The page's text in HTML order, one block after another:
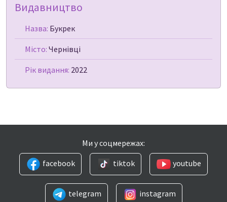
Видавництво
Назва: Букрек
Місто: Чернівці
Рік видання: 2022
Ми у соцмережах:
facebook
tiktok youtube
telegram instagram